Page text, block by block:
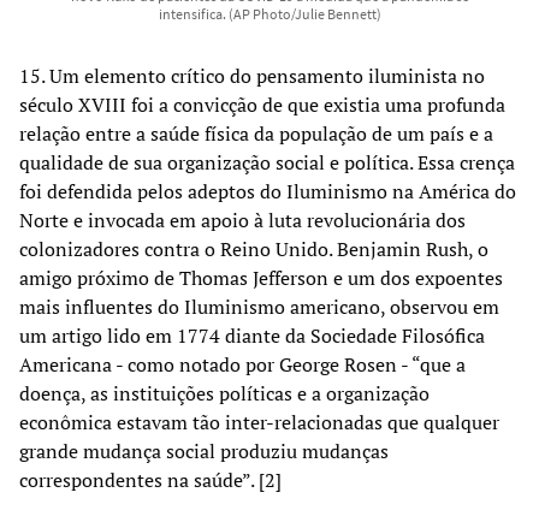
intensifica. (AP Photo/Julie Bennett)
15. Um elemento crítico do pensamento iluminista no
século XVIII foi a convicção de que existia uma profunda
relação entre a saúde física da população de um país e a
qualidade de sua organização social e política. Essa crença
foi defendida pelos adeptos do Iluminismo na América do
Norte e invocada em apoio à luta revolucionária dos
colonizadores contra o Reino Unido. Benjamin Rush, o
amigo próximo de Thomas Jefferson e um dos expoentes
mais influentes do Iluminismo americano, observou em
um artigo lido em 1774 diante da Sociedade Filosófica
Americana - como notado por George Rosen - “que a
doença, as instituições políticas e a organização
econômica estavam tão inter-relacionadas que qualquer
grande mudança social produziu mudanças
correspondentes na saúde”. [2]